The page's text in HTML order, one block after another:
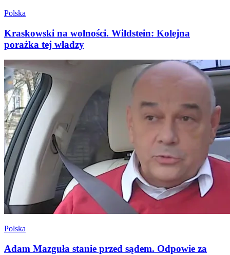
Polska
Kraskowski na wolności. Wildstein: Kolejna
porażka tej władzy
Polska
Adam Mazguła stanie przed sądem. Odpowie za